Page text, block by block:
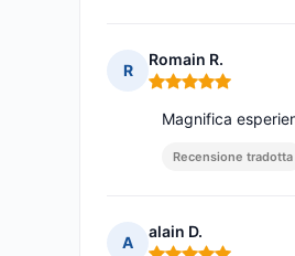
R
Romain R.
Nota: 5 su 5
Magnifica
Recensione tradotta
A
alain D.